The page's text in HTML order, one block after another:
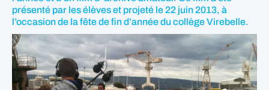
présenté par les élèves et projeté le 22 juin 2013, à
l’occasion de la fête de fin d’année du collège Virebelle.